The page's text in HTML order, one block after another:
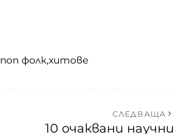
поп фолкхитове
СЛЕДВАЩА
10 очаквани научни